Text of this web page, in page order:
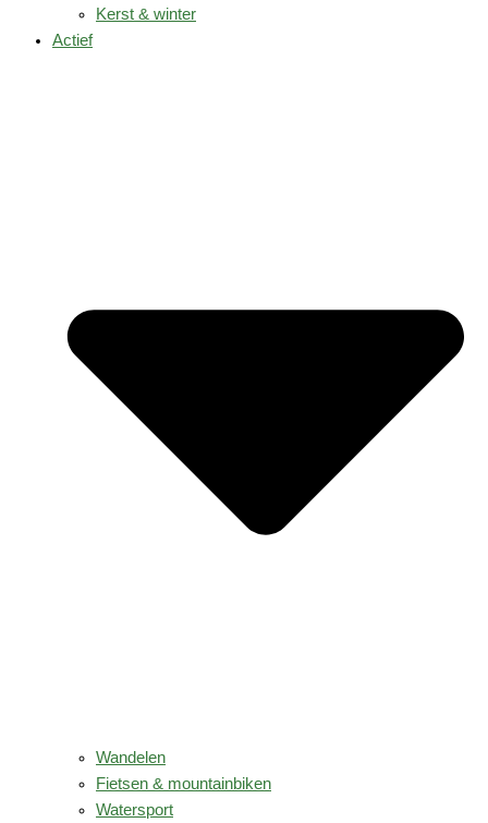
Kerst & winter
Actief
Wandelen
Fietsen & mountainbiken
Watersport